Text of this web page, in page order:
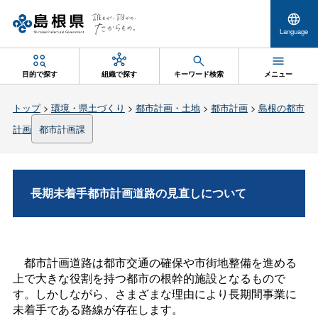
Language
目的で探す 組織で探す キーワード検索 メニュー
トップ> 環境・県土づくり > 都市計画・土地> 都市計画> 島根の都市
計画 都市計画課
長期未着手都市計画道路の見直しについて
都市計画道路は都市交通の確保や市街地整備を進める
上で大きな役割を持つ都市の根幹的施設となるもので
す。しかしながら、さまざまな理由により長期間事業に
未着手である路線が存在します。